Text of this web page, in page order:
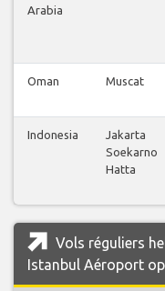
Arabia
Oman Muscat
Indonesia
Jakarta
Soekarno
Hatta
Vols réguliers
Istanbul Aéroport